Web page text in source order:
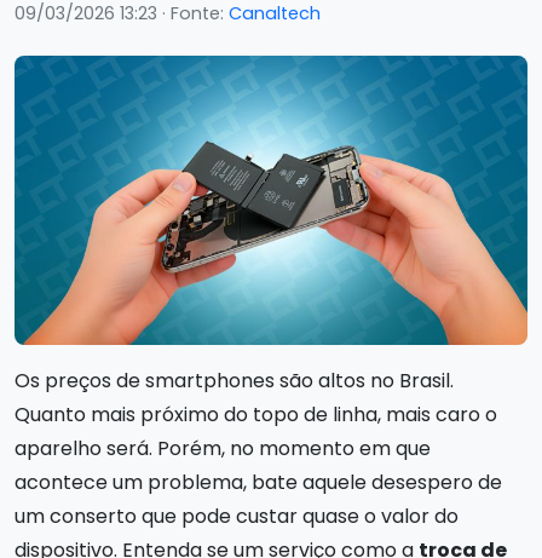
09/03/2026 13:23 · Fonte: Canaltech
Os preços de smartphones são altos no Brasil.
Quanto mais próximo do topo de linha, mais caro o
aparelho será. Porém, no momento em que
acontece um problema, bate aquele desespero de
um conserto que pode custar quase o valor do
dispositivo. Entenda se um serviço como a troca de